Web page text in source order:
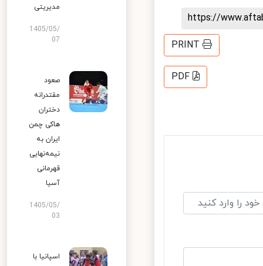
https://
PRINT
PDF
مدیریتی
1405/05/
07
صعود
مقتدرانه
دختران
هاکی چمن
ایران به
نیمه‌نهایی
قهرمانی
آسیا
1405/05/
03
اسپانیا با